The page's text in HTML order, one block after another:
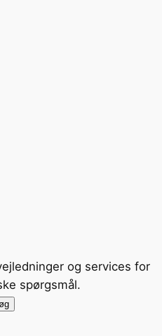
og services for
spørgsmål.